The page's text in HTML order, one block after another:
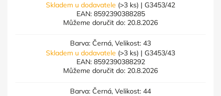
Skladem u dodavatele (>3 ks) | G3453/42
EAN: 8592390388285
Můžeme doručit do: 20.8.2026
Barva: Černá, Velikost: 43
Skladem u dodavatele (>3 ks) | G3453/43
EAN: 8592390388292
Můžeme doručit do: 20.8.2026
Barva: Černá, Velikost: 44